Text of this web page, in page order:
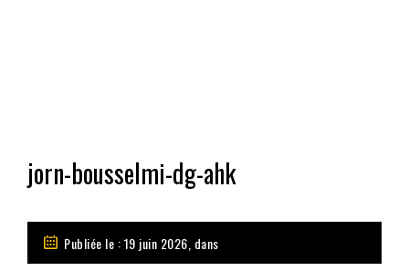
jorn-bousselmi-dg-ahk
Publiée le : 19 juin 2026, dans